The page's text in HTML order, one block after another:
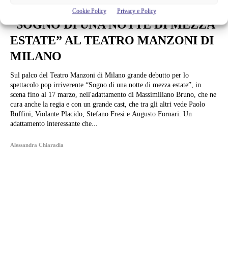
Cookie Policy Privacy e Policy
UN CAST ECCEZIONALE PER
“SOGNO DI UNA NOTTE DI MEZZA
ESTATE” AL TEATRO MANZONI DI
MILANO
Sul palco del Teatro Manzoni di Milano grande debutto per lo
spettacolo pop irriverente “Sogno di una notte di mezza estate”, in
scena fino al 17 marzo, nell'adattamento di Massimiliano Bruno, che ne
cura anche la regia e con un grande cast, che tra gli altri vede Paolo
Ruffini, Violante Placido, Stefano Fresi e Augusto Fornari. Un
adattamento interessante che...
Alessandra Chiaradia